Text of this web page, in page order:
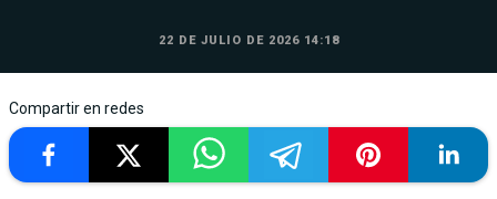
22 DE JULIO DE 2026 14:18
Compartir en redes